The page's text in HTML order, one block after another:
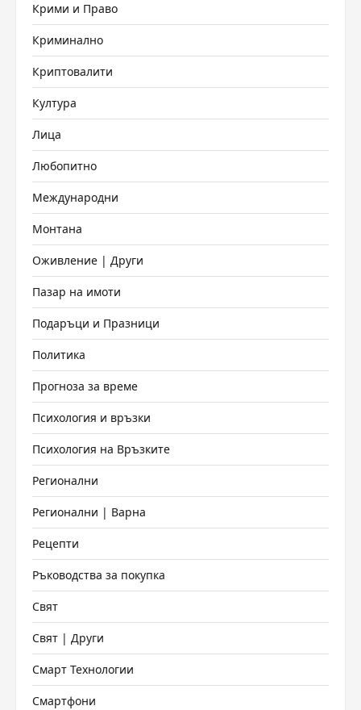
Крими и Право
Криминално
Криптовалити
Култура
Лица
Любопитно
Международни
Монтана
Оживление | Други
Пазар на имоти
Подаръци и Празници
Политика
Прогноза за време
Психология и връзки
Психология на Връзките
Регионални
Регионални | Варна
Рецепти
Ръководства за покупка
Свят
Свят | Други
Смарт Технологии
Смартфони